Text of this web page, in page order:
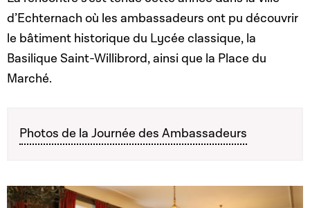
d’Echternach où les ambassadeurs ont pu découvrir
le bâtiment historique du Lycée classique, la
Basilique Saint-Willibrord, ainsi que la Place du
Marché.
Photos de la Journée des Ambassadeurs